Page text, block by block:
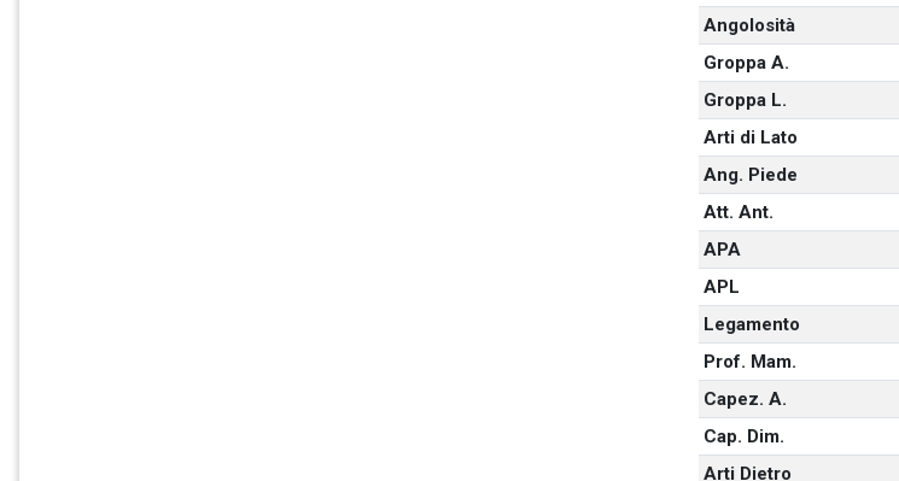
Angolosità
Groppa A.
Groppa L.
Arti di Lato
Ang. Piede
Att. Ant.
APA
APL
Legamento
Prof. Mam.
Capez. A.
Cap. Dim.
Arti Dietro